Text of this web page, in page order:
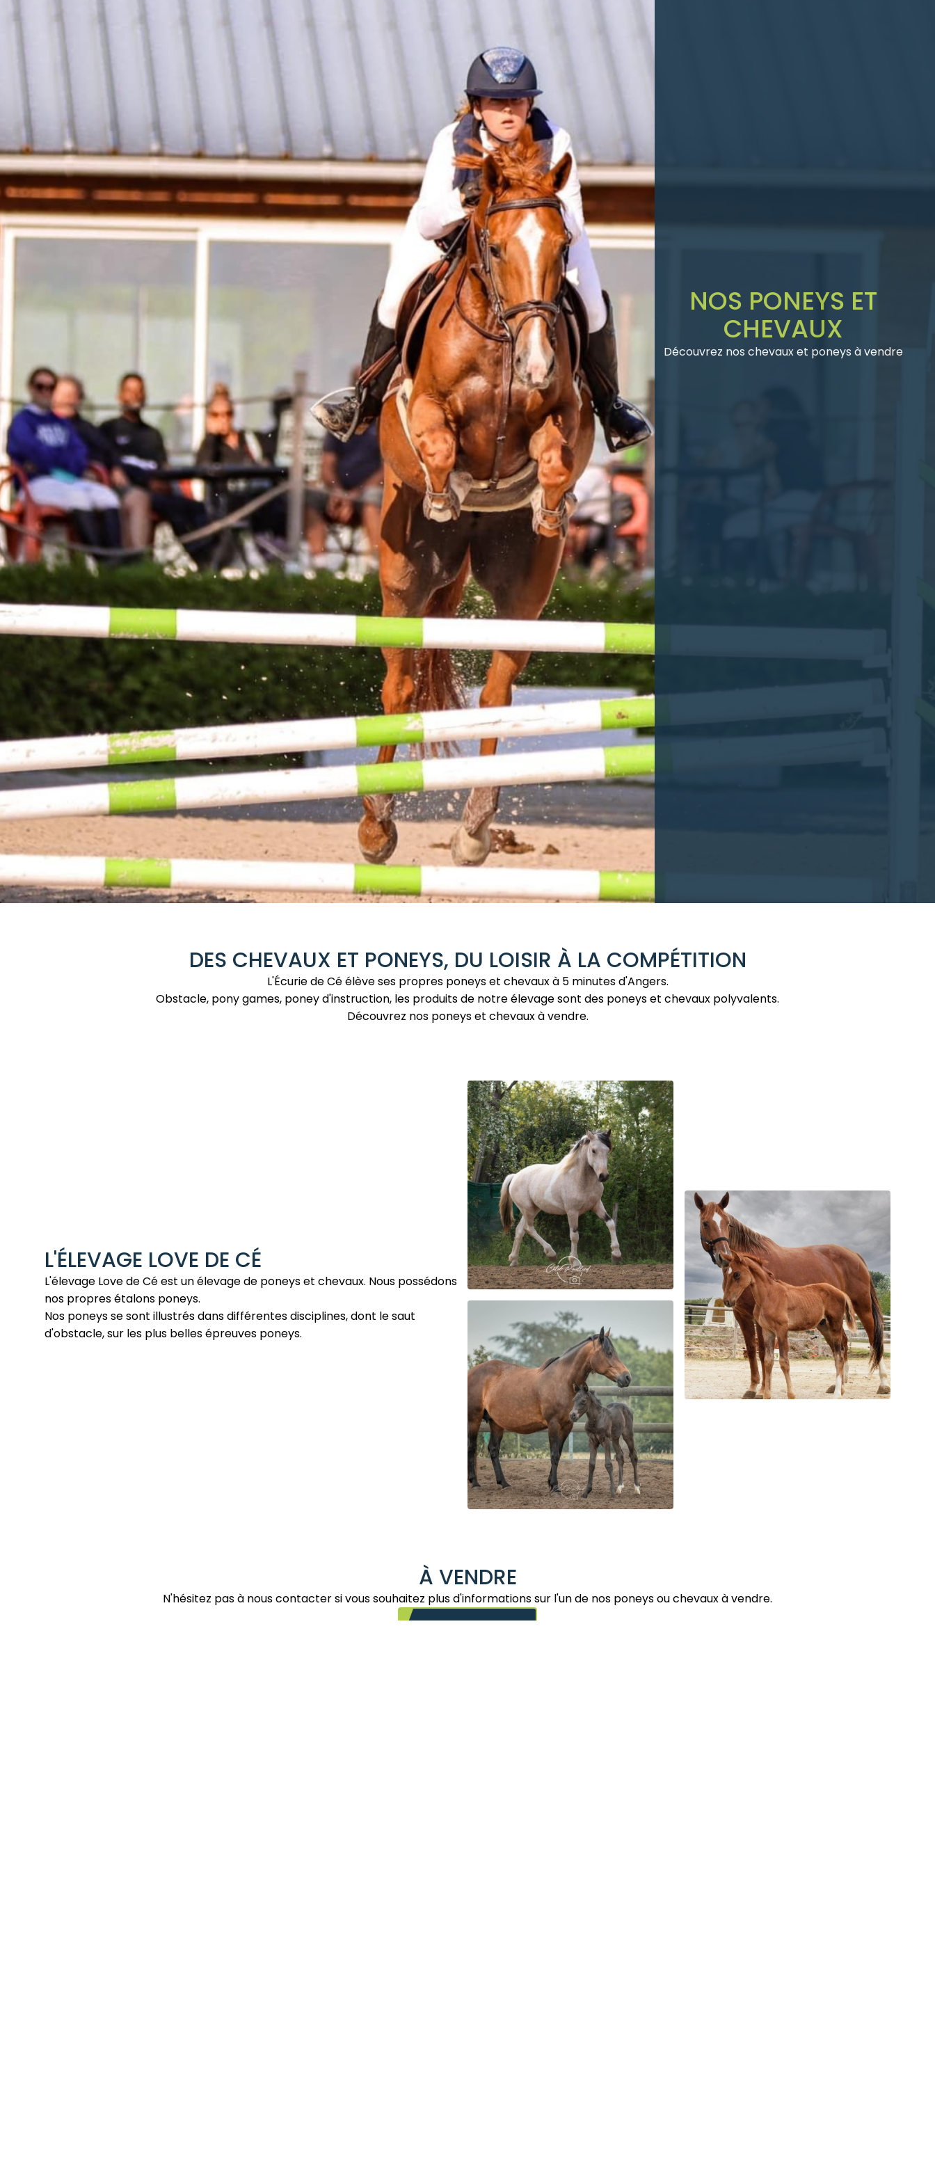
NOS PONEYS ET
CHEVAUX
Découvrez nos chevaux et poneys à vendre
DES CHEVAUX ET PONEYS, DU LOISIR À LA COMPÉTITION
L'Écurie de Cé élève ses propres poneys et chevaux à 5 minutes d'Angers.
Obstacle, pony games, poney d'instruction, les produits de notre élevage sont des poneys et chevaux polyvalents.
Découvrez nos poneys et chevaux à vendre.
L'ÉLEVAGE LOVE DE CÉ
L'élevage Love de Cé est un élevage de poneys et chevaux. Nous possédons
nos propres étalons poneys.
Nos poneys se sont illustrés dans différentes disciplines, dont le saut
d'obstacle, sur les plus belles épreuves poneys.
À VENDRE
N'hésitez pas à nous contacter si vous souhaitez plus d'informations sur l'un de nos poneys ou chevaux à vendre.
Nous contacter